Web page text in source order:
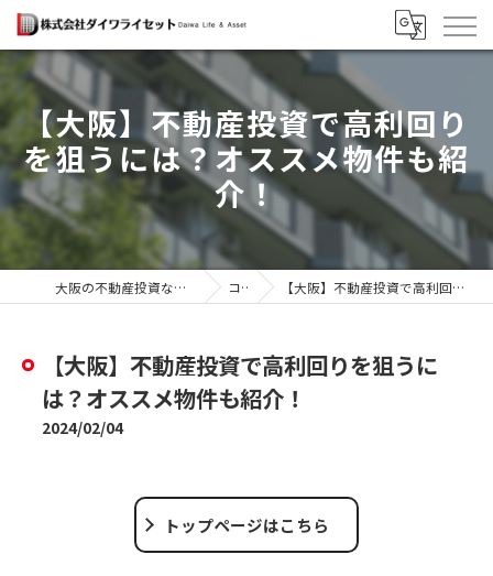
【大阪】不動産投資で高利回り
を狙うには？オススメ物件も紹
介！
大阪の不動産投資なら株式会社ダイワライセット コラム 【大阪】不動産投資で高利回りを狙うには？オススメ物件も紹介！
【大阪】不動産投資で高利回りを狙うに
は？オススメ物件も紹介！
2024/02/04
トップページはこちら